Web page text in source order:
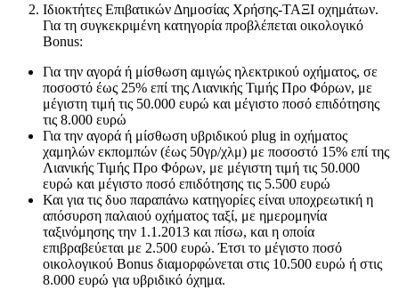
Ιδιοκτήτες Επιβατικών Δημοσίας Χρήσης-ΤΑΞΙ οχημάτων.
Για τη συγκεκριμένη κατηγορία προβλέπεται οικολογικό
Bonus:
Για την αγορά ή μίσθωση αμιγώς ηλεκτρικού οχήματος, σε
ποσοστό έως 25% επί της Λιανικής Τιμής Προ Φόρων, με
μέγιστη τιμή τις 50.000 ευρώ και μέγιστο ποσό επιδότησης
τις 8.000 ευρώ
Για την αγορά ή μίσθωση υβριδικού plug in οχήματος
χαμηλών εκπομπών (έως 50γρ/χλμ) με ποσοστό 15% επί της
Λιανικής Τιμής Προ Φόρων, με μέγιστη τιμή τις 50.000
ευρώ και μέγιστο ποσό επιδότησης τις 5.500 ευρώ
Και για τις δυο παραπάνω κατηγορίες είναι υποχρεωτική η
απόσυρση παλαιού οχήματος ταξί, με ημερομηνία
ταξινόμησης την 1.1.2013 και πίσω, και η οποία
επιβραβεύεται με 2.500 ευρώ. Έτσι το μέγιστο ποσό
οικολογικού Bonus διαμορφώνεται στις 10.500 ευρώ ή στις
8.000 ευρώ για υβριδικό όχημα.